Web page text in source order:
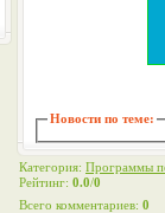
Новости по теме:
Категория: Программы
Рейтинг: 0.0/0
Всего комментариев: 0